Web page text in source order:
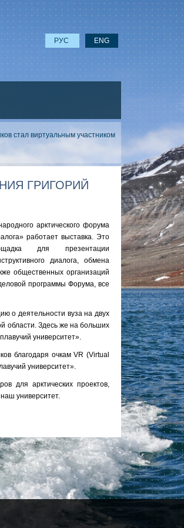
РУС ENG
стал виртуальным участником
ГРИГОРИЙ
арктического форума
работает выставка. Это
для презентации
диалога, обмена
общественных организаций
программы Форума, все
о деятельности вуза на двух
области. Здесь же на больших
университет».
благодаря очкам VR (Virtual
университет».
для арктических проектов,
университет.